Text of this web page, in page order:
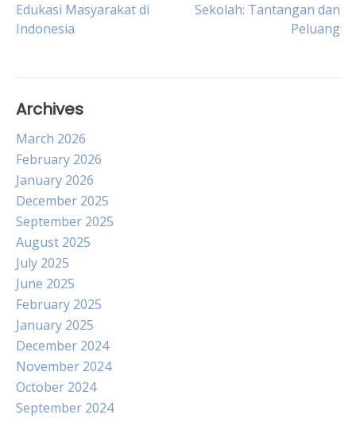
navigation
Edukasi Masyarakat di
Indonesia
Sekolah: Tantangan dan
Peluang
Archives
March 2026
February 2026
January 2026
December 2025
September 2025
August 2025
July 2025
June 2025
February 2025
January 2025
December 2024
November 2024
October 2024
September 2024